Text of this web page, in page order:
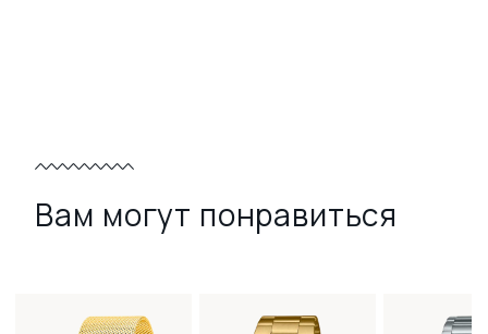
Вам могут понравиться